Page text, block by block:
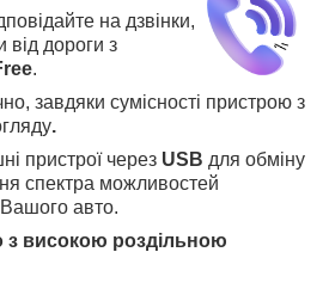
на дзвінки,
від дороги з
.
завдяки сумісності пристрою з
.
пристрої через USB для обміну
спектра можливостей
авто.
з високою роздільною